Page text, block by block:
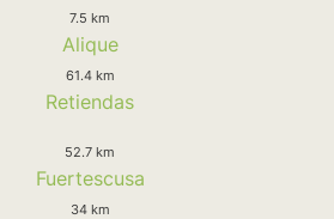
7.5 km
Alique
61.4 km
Retiendas
52.7 km
Fuertescusa
34 km